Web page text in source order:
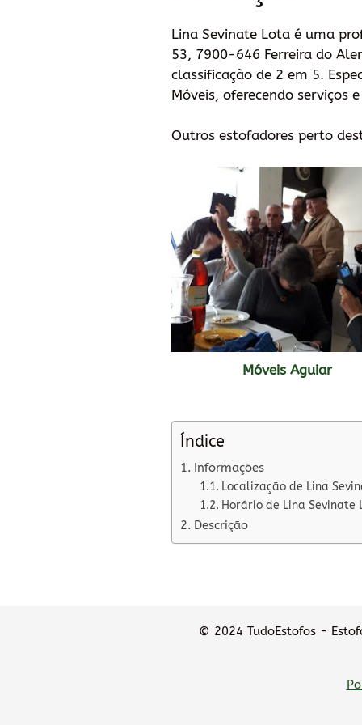
Lina Sevinate Lota é uma
53, 7900-646 Ferreira do
classificação de 2 em 5.
Móveis, oferecendo serviços
Outros estofadores perto
Móveis Aguiar
Índice
Informações
Localização de Lina
Horário de Lina Sevinate
Descrição
© 2024 TudoEstofos -